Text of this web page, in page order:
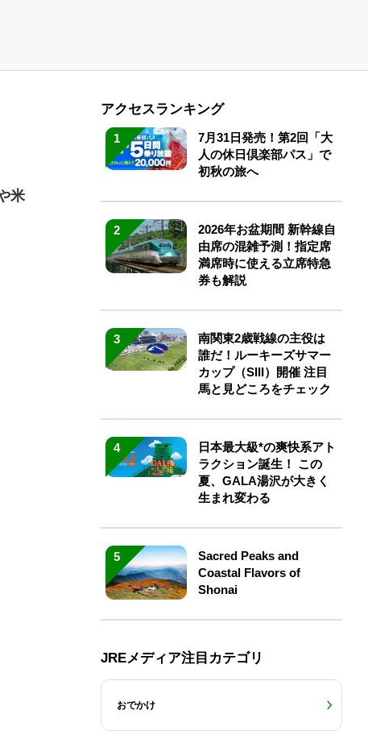
米
アクセスランキング
1
7月31日発売！第2回「大
人の休日倶楽部パス」で
初秋の旅へ
2
2026年お盆期間 新幹線自
由席の混雑予測！指定席
満席時に使える立席特急
券も解説
3
南関東2歳戦線の主役は
誰だ！ルーキーズサマー
カップ（SIII）開催 注目
馬と見どころをチェック
4
日本最大級*の爽快系アト
ラクション誕生！ この
夏、GALA湯沢が大きく
生まれ変わる
5
Sacred Peaks and
Coastal Flavors of
Shonai
JREメディア注目カテゴリ
おでかけ